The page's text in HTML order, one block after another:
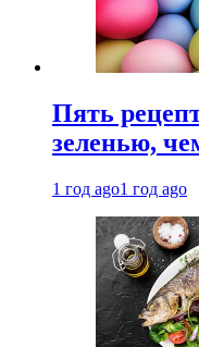
Пять
зеленью,
1 год ago1 год ago